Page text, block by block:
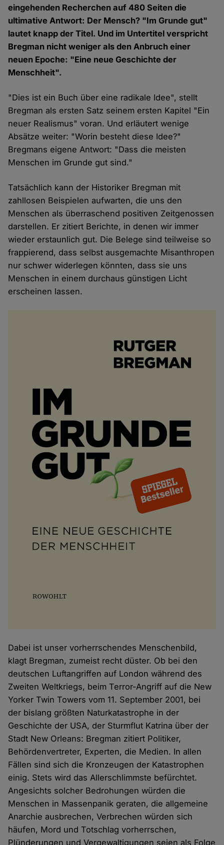
eingehenden Recherchen auf 480 Seiten die
ultimative Antwort: Der Mensch? "Im Grunde gut"
lautet knapp der Titel. Und im Untertitel verspricht
Bregman nicht weniger als den Anbruch einer
neuen Epoche: "Eine neue Geschichte der
Menschheit".
"Dies ist ein Buch über eine radikale Idee", stellt
Bregman als ersten Satz seinem ersten Kapitel "Ein
neuer Realismus" voran. Und erläutert wenige
Absätze weiter: "Worin besteht diese Idee?"
Bregmans eigene Antwort: "Dass die meisten
Menschen im Grunde gut sind."
Tatsächlich kann der Historiker Bregman mit
zahllosen Beispielen aufwarten, die uns den
Menschen als überraschend positiven Zeitgenossen
darstellen. Er zitiert Berichte, in denen wir immer
wieder erstaunlich gut. Die Belege sind teilweise so
frappierend, dass selbst ausgemachte Misanthropen
nur schwer widerlegen könnten, dass sie uns
Menschen in einem durchaus günstigen Licht
erscheinen lassen.
Dabei ist unser vorherrschendes Menschenbild,
klagt Bregman, zumeist recht düster. Ob bei den
deutschen Luftangriffen auf London während des
Zweiten Weltkriegs, beim Terror-Angriff auf die New
Yorker Twin Towers vom 11. September 2001, bei
der bislang größten Naturkatastrophe in der
Geschichte der USA, der Sturmflut Katrina über der
Stadt New Orleans: Bregman zitiert Politiker,
Behördenvertreter, Experten, die Medien. In allen
Fällen sind sich die Kronzeugen der Katastrophen
einig. Stets wird das Allerschlimmste befürchtet.
Angesichts solcher Bedrohungen würden die
Menschen in Massenpanik geraten, die allgemeine
Anarchie ausbrechen, Verbrechen würden sich
häufen, Mord und Totschlag vorherrschen,
Plünderungen und Vergewaltigungen seien als Folge